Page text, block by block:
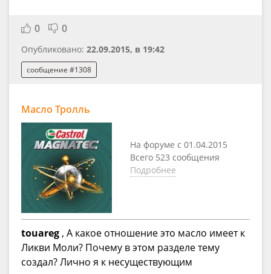
0 0
Опубликовано: 22.09.2015, в 19:42
сообщение #1308
Масло Тролль
На форуме с 01.04.2015
Всего 523 сообщения
Подробнее
touareg , А какое отношение это масло имеет к
Ликви Моли? Почему в этом разделе тему
создал? Лично я к несуществующим